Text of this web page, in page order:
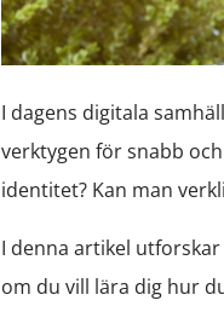
I dagens digitala
verktygen för snabb
identitet? Kan man
I denna artikel
om du vill lära dig hur